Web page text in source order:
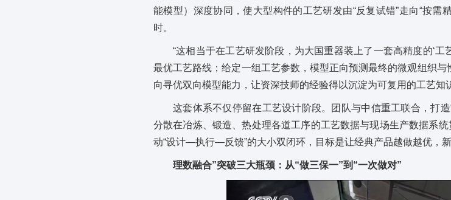
能模型）深度协同，使大型构件的工艺研发由“反复试错”走向“按需
时。
“这相当于在工艺研发阶段，为大国重器装上了一套高精度的‘
最优工艺路线；给定一组工艺参数，模型正向预测最终的微观组织
向寻优双向模型能力，让资深技师的经验得以沉淀为可复用的工艺知
这套体系不仅停留在工艺设计阶段。团队与中信重工联合，打
分散在冶炼、锻造、热处理各道工序的工艺数据与现场生产数据系
动“设计—执行—反馈”的大小双闭环，目标是让经典产品越做越优，新
理数融合”突破三大瓶颈： 从“做三保一”到“一次做对”